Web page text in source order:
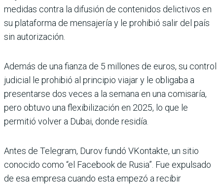
medidas contra la difusión de contenidos delictivos en
su plataforma de mensajería y le prohibió salir del país
sin autorización.
Además de una fianza de 5 millones de euros, su control
judicial le prohibió al principio viajar y le obligaba a
presentarse dos veces a la semana en una comisaría,
pero obtuvo una flexibilización en 2025, lo que le
permitió volver a Dubai, donde residía.
Antes de Telegram, Durov fundó VKontakte, un sitio
conocido como “el Facebook de Rusia”. Fue expulsado
de esa empresa cuando esta empezó a recibir